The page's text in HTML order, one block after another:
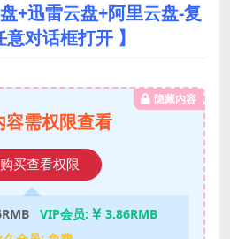
+迅雷云盘+阿里云盘-复
对话框打开 】
隐藏内容
容需权限查看
购买查看权限
VIP会员:
3.86RMB